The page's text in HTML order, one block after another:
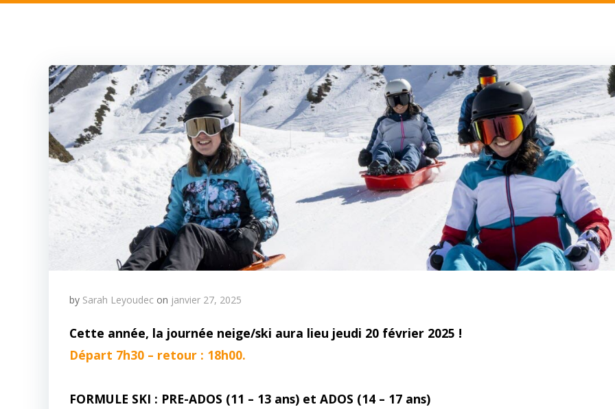
by Sarah Leyoudec on janvier 27, 2025
Cette année, la journée neige/ski aura lieu jeudi 20 février 2025 !
Départ 7h30 – retour : 18h00.
FORMULE SKI : PRE-ADOS (11 – 13 ans) et ADOS (14 – 17 ans)